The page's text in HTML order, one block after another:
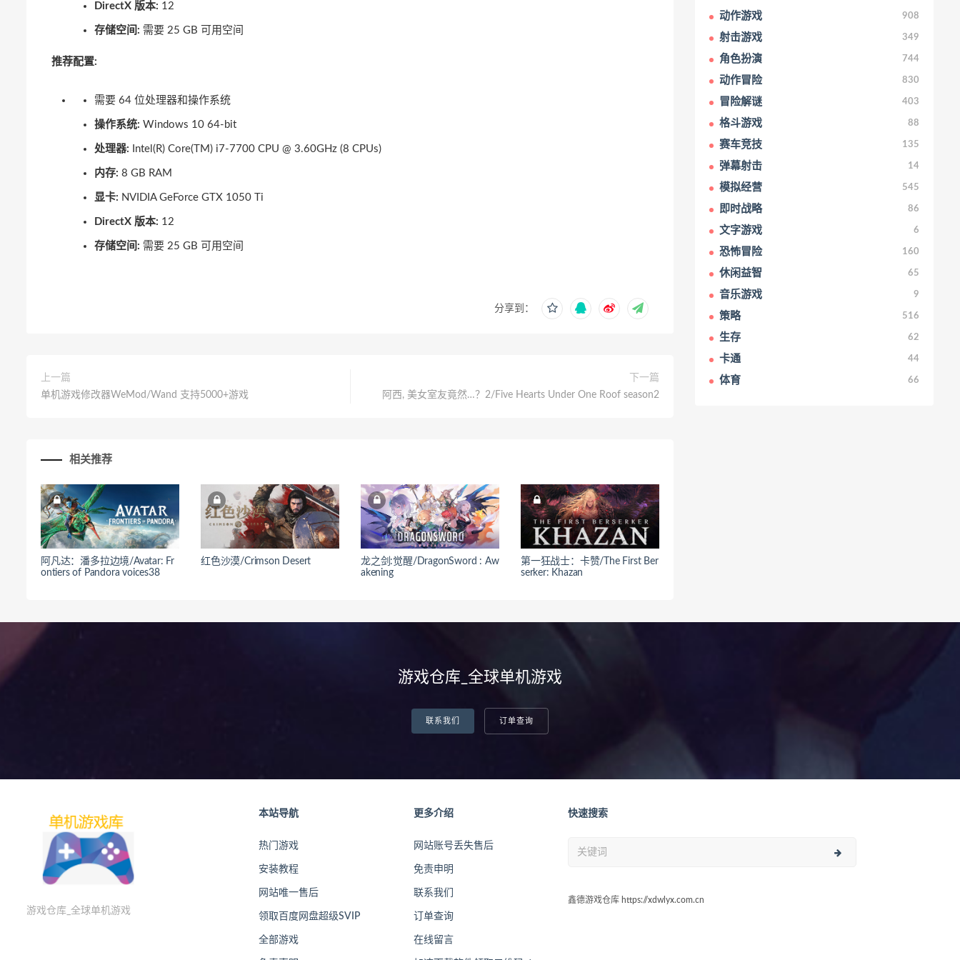
DirectX 版本: 12
存储空间: 需要 25 GB 可用空间
推荐配置:
需要 64 位处理器和操作系统
操作系统: Windows 10 64-bit
处理器: Intel(R) Core(TM) i7-7700 CPU @ 3.60GHz (8 CPUs)
内存: 8 GB RAM
显卡: NVIDIA GeForce GTX 1050 Ti
DirectX 版本: 12
存储空间: 需要 25 GB 可用空间
分享到：
上一篇
单机游戏修改器WeMod/Wand 支持5000+游戏
下一篇
阿西, 美女室友竟然…？2/Five Hearts Under One Roof season2
相关推荐
阿凡达：潘多拉边境/Avatar: Fr
ontiers of Pandora voices38
红色沙漠/Crimson Desert
龙之剑:觉醒/DragonSword : Aw
akening
第一狂战士：卡赞/The First Ber
serker: Khazan
动作游戏 908
射击游戏 349
角色扮演 744
动作冒险 830
冒险解谜 403
格斗游戏 88
赛车竞技 135
弹幕射击 14
模拟经营 545
即时战略 86
文字游戏 6
恐怖冒险 160
休闲益智 65
音乐游戏 9
策略 516
生存 62
卡通 44
体育 66
游戏仓库_全球单机游戏
联系我们 订单查询
游戏仓库_全球单机游戏
本站导航
热门游戏
安装教程
网站唯一售后
领取百度网盘超级SVIP
全部游戏
更多介绍
网站账号丢失售后
免责申明
联系我们
订单查询
在线留言
快速搜索
鑫德游戏仓库 https://xdwlyx.com.cn